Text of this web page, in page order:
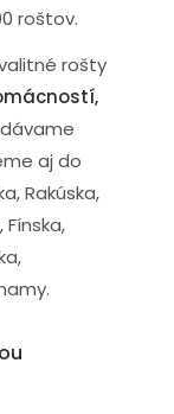
roštov.
rošty
aj do
Rakúska,